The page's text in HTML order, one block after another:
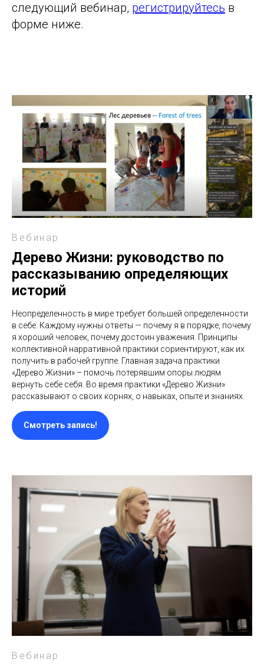
следующий вебинар, регистрируйтесь в
форме ниже.
Вебинар
Дерево Жизни: руководство по
рассказыванию определяющих
историй
Неопределенность в мире требует большей определенности
в себе. Каждому нужны ответы — почему я в порядке, почему
я хороший человек, почему достоин уважения. Принципы
коллективной нарративной практики сориентируют, как их
получить в рабочей группе. Главная задача практики
«Дерево Жизни» – помочь потерявшим опоры людям
вернуть себе себя. Во время практики «Дерево Жизни»
рассказывают о своих корнях, о навыках, опыте и знаниях.
Смотреть запись!
Вебинар